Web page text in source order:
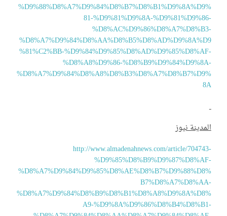
81-%D9%81%D9%8A-
%81%C2%BB-
%D8%A8%D9%86-
نيوز
http://www.almadenahnews.com/article/
A9-